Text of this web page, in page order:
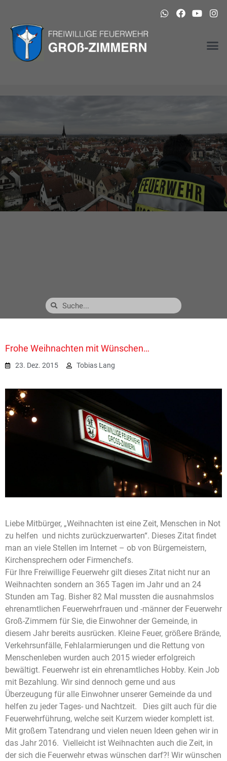
Frohe Weihnachten mit Wünschen…
23. Dez. 2015 Tobias Lang
Liebe Mitbürger, „Weihnachten ist eine Zeit, Menschen in Not
zu helfen  und nichts zurückzuerwarten“. Dieses Zitat findet
man an viele Stellen im Internet – ob von Bürgemeistern,
Kirchensprechern oder Firmenchefs.
Für Ihre Freiwillige Feuerwehr gilt dieses Zitat nicht nur an
Weihnachten sondern an 365 Tagen im Jahr und an 24
Stunden am Tag. Bisher 82 Mal mussten die ausnahmslos
ehrenamtlichen Feuerwehrfrauen und -männer der Feuerwehr
Groß-Zimmern für Sie, die Einwohner der Gemeinde, in
diesem Jahr bereits ausrücken. Kleine Feuer, größere Brände,
Verkehrsunfälle, Fehlalarmierungen und die Rettung von
Menschenleben wurden auch 2015 wieder erfolgreich
bewältigt. Feuerwehr ist ein ehrenamtliches Hobby. Kein Job
mit Bezahlung. Wir sind dennoch gerne und aus
Überzeugung für alle Einwohner unserer Gemeinde da und
helfen zu jeder Tages- und Nachtzeit. Dies gilt auch für die
Feuerwehrführung, welche seit Kurzem wieder komplett ist.
Mit großem Tatendrang und vielen neuen Ideen gehen wir in
das Jahr 2016. Vielleicht ist Weihnachten auch die Zeit, in
der sich die Feuerwehr etwas wünschen darf?! Wir wünschen